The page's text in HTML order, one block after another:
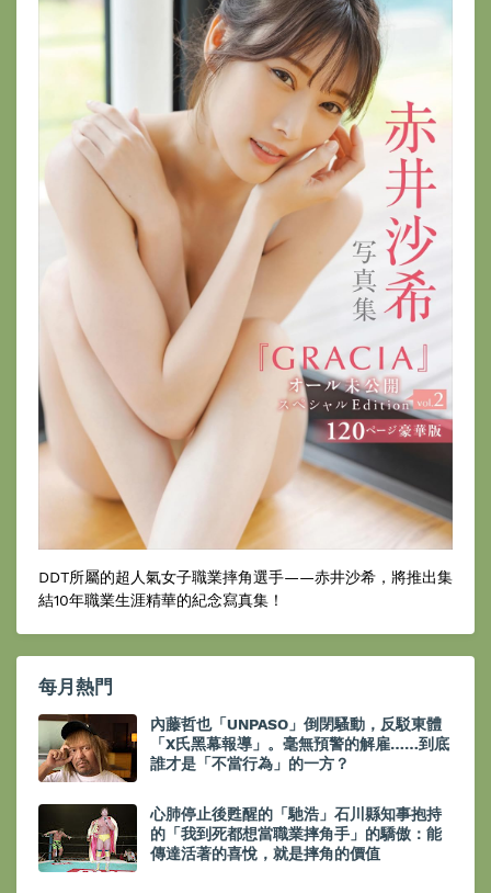
DDT所屬的超人氣女子職業摔角選手——赤井沙希，將推出集
結10年職業生涯精華的紀念寫真集！
每月熱門
內藤哲也「UNPASO」倒閉騷動，反駁東體
「X氏黑幕報導」。毫無預警的解雇……到底
誰才是「不當行為」的一方？
心肺停止後甦醒的「馳浩」石川縣知事抱持
的「我到死都想當職業摔角手」的驕傲：能
傳達活著的喜悅，就是摔角的價值